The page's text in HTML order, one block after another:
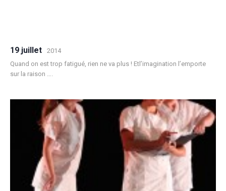
19 juillet
2014
Quand on est trop fatigué, rien ne va plus ! Etl’imagination l’emporte
sur la raison ….